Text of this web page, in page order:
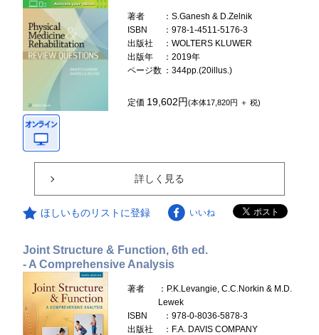
著者
：S.Ganesh & D.Zelnik
ISBN
：978-1-4511-5176-3
出版社
：WOLTERS KLUWER
出版年
：2019年
ページ数 ：344pp.(20illus.)
定価 19,602円(本体17,820円 ＋ 税)
詳しく見る
ほしいものリストに登録 いいね
Joint Structure & Function, 6th ed.
- A Comprehensive Analysis
著者
：P.K.Levangie, C.C.Norkin & M.D.
Lewek
ISBN
：978-0-8036-5878-3
出版社
：F.A. DAVIS COMPANY